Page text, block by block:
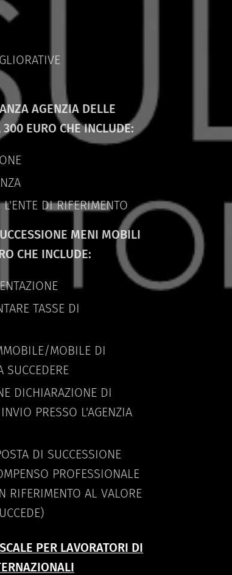
AGENZIA DELLE
EURO CHE INCLUDE:
DI RIFERIMENTO
MENI MOBILI
CHE INCLUDE:
TASSE DI
MOBILE DI
SUCCEDERE
DICHIARAZIONE DI
PRESSO L'AGENZIA
DI SUCCESSIONE
PROFESSIONALE
RIFERIMENTO AL VALORE
PER LAVORATORI DI